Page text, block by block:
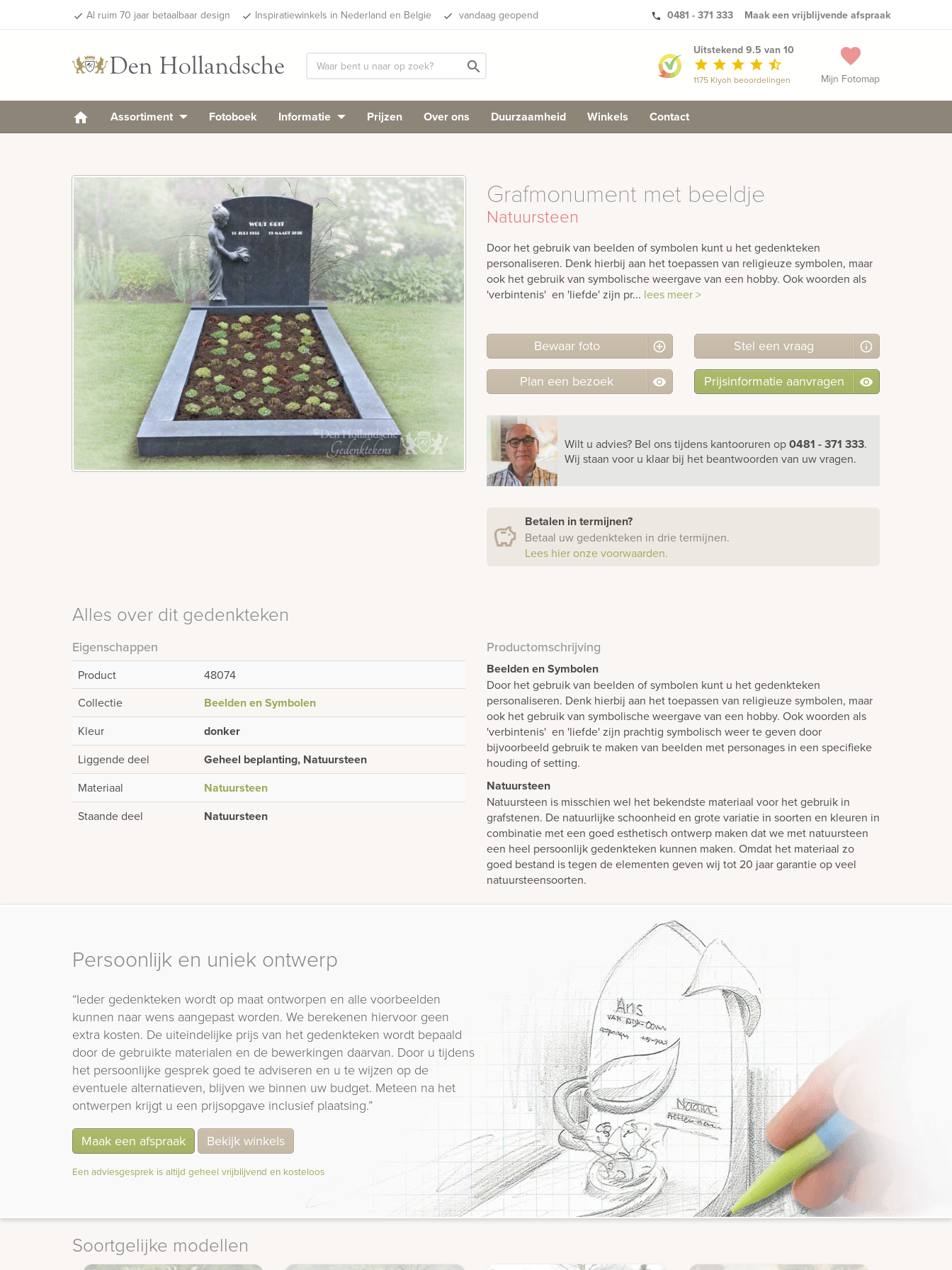
done Al ruim 70 jaar betaalbaar design done Inspiratiewinkels in Nederland en Belgie done vandaag geopend phone 0481 - 371 333 Maak een vrijblijvende afspraak
search favorite
Mijn Fotomap
Uitstekend 9.5 van 10
star star star star star_half
1175 Kiyoh beoordelingen
Assortiment Fotoboek Informatie Prijzen Over ons Duurzaamheid Winkels Contact
Grafmonument met beeldje
Natuursteen
Door het gebruik van beelden of symbolen kunt u het gedenkteken
personaliseren. Denk hierbij aan het toepassen van religieuze symbolen, maar
ook het gebruik van symbolische weergave van een hobby. Ook woorden als
'verbintenis' en 'liefde' zijn pr... lees meer >
Bewaar foto Stel een vraag
Plan een bezoek Prijsinformatie aanvragen
Wilt u advies? Bel onstijdens kantooruren op0481 - 371 333.
Wij staan voor u klaar bij het beantwoorden van uw vragen.
Betalen in termijnen?
Betaal uw gedenkteken in drie termijnen.
Lees hier onze voorwaarden.
Alles over dit gedenkteken
Eigenschappen
Product
48074
Collectie
Beelden en Symbolen
Kleur donker
Liggende deel Geheel beplanting, Natuursteen
Materiaal Natuursteen
Staande deel Natuursteen
Productomschrijving
Beelden en Symbolen
Door het gebruik van beelden of symbolen kunt u het gedenkteken
personaliseren. Denk hierbij aan het toepassen van religieuze symbolen, maar
ook het gebruik van symbolische weergave van een hobby. Ook woorden als
'verbintenis' en 'liefde' zijn prachtig symbolisch weer te geven door
bijvoorbeeld gebruik te maken van beelden met personages in een specifieke
houding of setting.
Natuursteen
Natuursteen is misschien wel het bekendste materiaal voor het gebruik in
grafstenen. De natuurlijke schoonheid en grote variatie in soorten en kleuren in
combinatie met een goed esthetisch ontwerp maken dat we met natuursteen
een heel persoonlijk gedenkteken kunnen maken. Omdat het materiaal zo
goed bestand is tegen de elementen geven wij tot 20 jaar garantie op veel
natuursteensoorten.
Persoonlijk en uniek ontwerp
“Ieder gedenkteken wordt op maat ontworpen en alle voorbeelden
kunnen naar wens aangepast worden. We berekenen hiervoor geen
extra kosten. De uiteindelijke prijs van het gedenkteken wordt bepaald
door de gebruikte materialen en de bewerkingen daarvan. Door u tijdens
het persoonlijke gesprek goed te adviseren en u te wijzen op de
eventuele alternatieven, blijven we binnen uw budget. Meteen na het
ontwerpen krijgt u een prijsopgave inclusief plaatsing.”
Maak een afspraak Bekijk winkels
Een adviesgesprek is altijd geheel vrijblijvend en kosteloos
Soortgelijke modellen